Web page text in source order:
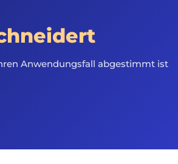
Anwendungsfall abgestimmt ist